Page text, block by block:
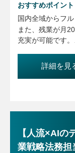
の研修・啓蒙活動
・コンプライア
・社内規程等の
・広告審査業務
・監督官庁対応
・その他コンプ
※上記記載のう
同上
おすすめポイント
国内全域からフ
また、残業が月
充実が可能です。
ンス業務に関わ
詳細を見
【人流×AIの
業戦略法務担